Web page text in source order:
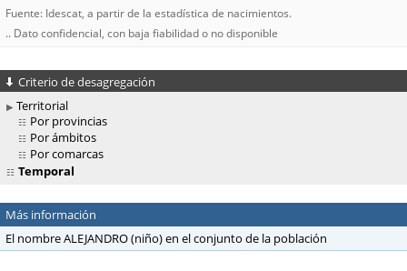
Fuente: Idescat, a partir de la estadística de nacimientos.
.. Dato confidencial, con baja fiabilidad o no disponible
Criterio de desagregación
Territorial
Por provincias
Por ámbitos
Por comarcas
Temporal
Más información
El nombre ALEJANDRO (niño) en el conjunto de la población